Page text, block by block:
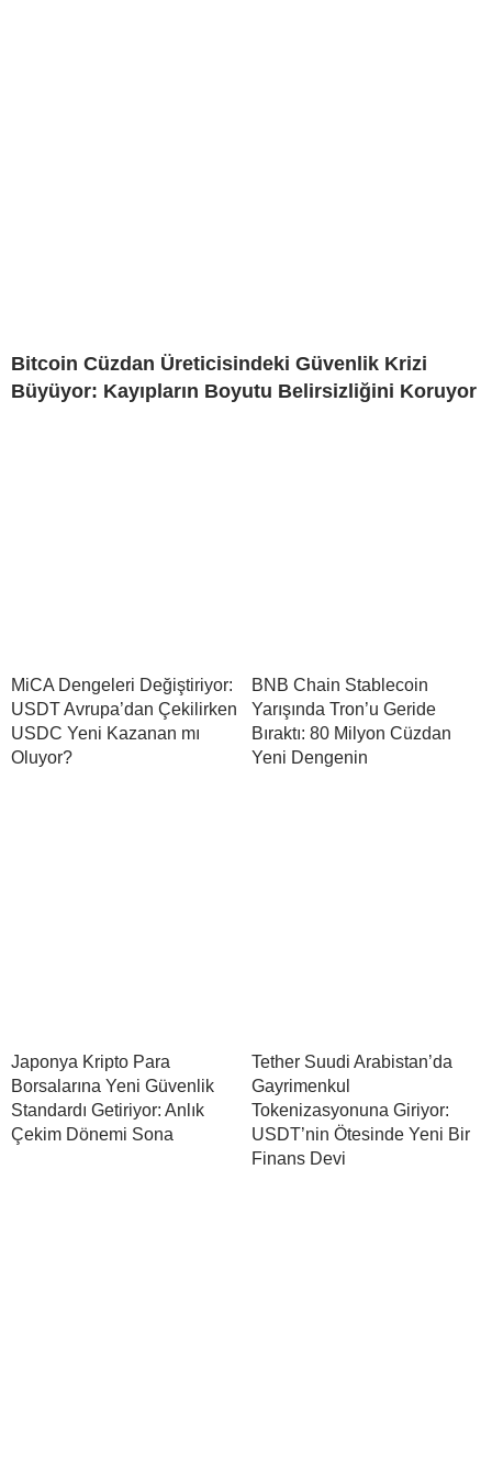
Bitcoin Cüzdan Üreticisindeki Güvenlik Krizi
Büyüyor: Kayıpların Boyutu Belirsizliğini Koruyor
MiCA Dengeleri Değiştiriyor:
USDT Avrupa’dan Çekilirken
USDC Yeni Kazanan mı
Oluyor?
BNB Chain Stablecoin
Yarışında Tron’u Geride
Bıraktı: 80 Milyon Cüzdan
Yeni Dengenin
Japonya Kripto Para
Borsalarına Yeni Güvenlik
Standardı Getiriyor: Anlık
Çekim Dönemi Sona
Tether Suudi Arabistan’da
Gayrimenkul
Tokenizasyonuna Giriyor:
USDT’nin Ötesinde Yeni Bir
Finans Devi